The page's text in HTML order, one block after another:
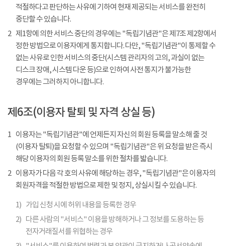
적절하다고 판단하는 사유에 기하여 현재 제공되는 서비스를 완전히
중단할 수 있습니다.
2 제1항에 의한 서비스 중단의 경우에는 "독립기념관"은 제7조 제2항에서
정한 방법으로 이용자에게 통지합니다. 다만, "독립기념관"이 통제할 수
없는 사유로 인한 서비스의 중단(시스템 관리자의 고의, 과실이 없는
디스크 장애, 시스템 다운 등)으로 인하여 사전 통지가 불가능한
경우에는 그러하지 아니합니다.
제6조(이용자 탈퇴 및 자격 상실 등)
1 이용자는 "독립기념관"에 언제든지 자신의 회원 등록을 말소해 줄 것
(이용자 탈퇴)을 요청할 수 있으며 "독립기념관"은 위 요청을 받은 즉시
해당 이용자의 회원 등록 말소를 위한 절차를 밟습니다.
2 이용자가 다음 각 호의 사유에 해당하는 경우, "독립기념관"은 이용자의
회원자격을 적절한 방법으로 제한 및 정지, 상실시킬 수 있습니다.
1) 가입 신청 시에 허위 내용을 등록한 경우
2) 다른 사람의 "서비스" 이용을 방해하거나 그 정보를 도용하는 등
전자거래질서를 위협하는 경우